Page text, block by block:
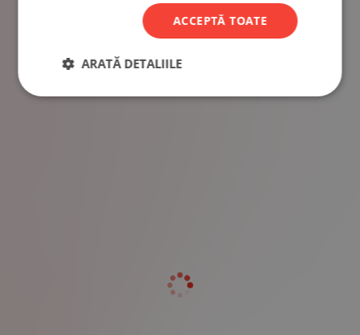
ACCEPTĂ TOATE
ARATĂ DETALIILE